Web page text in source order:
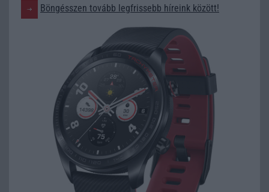
Böngésszen tovább legfrissebb híreink között!